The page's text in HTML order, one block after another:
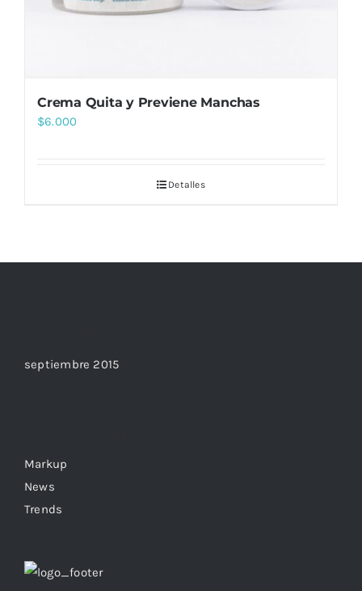
Crema Quita y Previene Manchas
$6.000
Detalles
septiembre 2015
Markup
News
Trends